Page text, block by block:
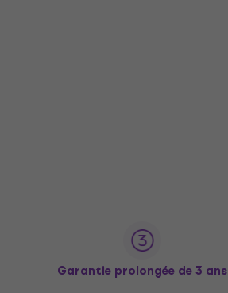
Garantie prolongée de 3 ans